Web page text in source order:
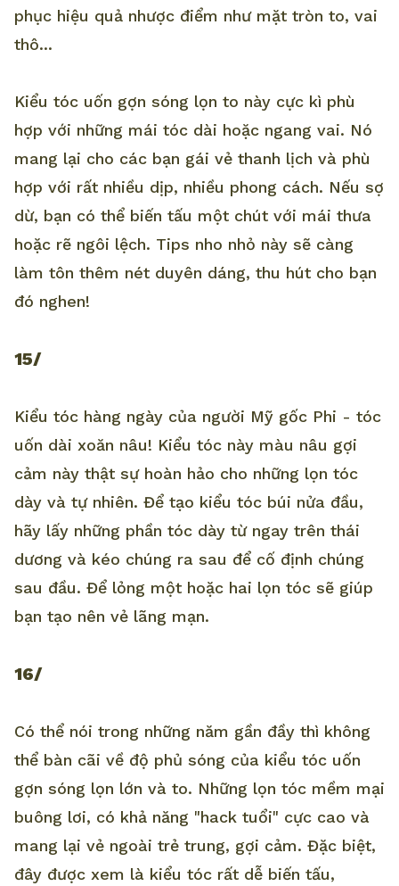
phục hiệu quả nhược điểm như mặt tròn to, vai
thô...
Kiểu tóc uốn gợn sóng lọn to này cực kì phù
hợp với những mái tóc dài hoặc ngang vai. Nó
mang lại cho các bạn gái vẻ thanh lịch và phù
hợp với rất nhiều dịp, nhiều phong cách. Nếu sợ
dừ, bạn có thể biến tấu một chút với mái thưa
hoặc rẽ ngôi lệch. Tips nho nhỏ này sẽ càng
làm tôn thêm nét duyên dáng, thu hút cho bạn
đó nghen!
15/
Kiểu tóc hàng ngày của người Mỹ gốc Phi - tóc
uốn dài xoăn nâu! Kiểu tóc này màu nâu gợi
cảm này thật sự hoàn hảo cho những lọn tóc
dày và tự nhiên. Để tạo kiểu tóc búi nửa đầu,
hãy lấy những phần tóc dày từ ngay trên thái
dương và kéo chúng ra sau để cố định chúng
sau đầu. Để lỏng một hoặc hai lọn tóc sẽ giúp
bạn tạo nên vẻ lãng mạn.
16/
Có thể nói trong những năm gần đầy thì không
thể bàn cãi về độ phủ sóng của kiểu tóc uốn
gợn sóng lọn lớn và to. Những lọn tóc mềm mại
buông lơi, có khả năng "hack tuổi" cực cao và
mang lại vẻ ngoài trẻ trung, gợi cảm. Đặc biệt,
đây được xem là kiểu tóc rất dễ biến tấu,